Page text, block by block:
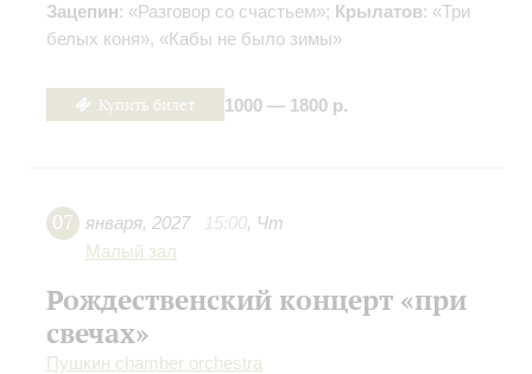
Зацепин: «Разговор со счастьем»; Крылатов: «Три
белых коня», «Кабы не было зимы»
Купить билет 1000 — 1800 р.
07 января, 2027 15:00, Чт
Малый зал
Рождественский концерт «при
свечах»
Пушкин chamber orchestra